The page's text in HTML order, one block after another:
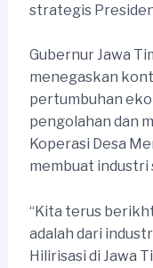
strategis
Gubernur Jawa
menegaskan
pertumbuhan
pengolahan dan
Koperasi Desa
membuat
“Kita terus
adalah dari
Hilirisasi di Jawa